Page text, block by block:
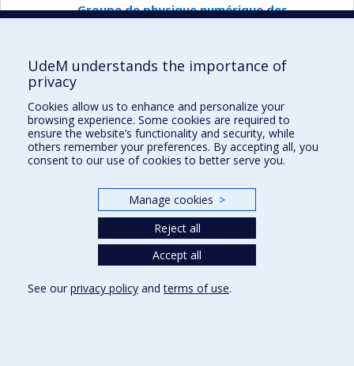
Groupe de physique numérique des
Laurent J. Lewis
Directeur
Groupe de recherche diversité urbaine
Deirdre Meintel
Groupe de recherche en aménagement et
Responsable
UdeM understands the importance of
privacy
Cookies allow us to enhance and personalize your
browsing experience. Some cookies are required to
ensure the website’s functionality and security, while
others remember your preferences. By accepting all, you
consent to our use of cookies to better serve you.
Manage cookies >
Reject all
Accept all
See our privacy policy andterms of use.